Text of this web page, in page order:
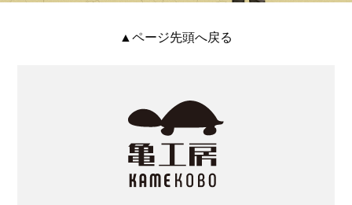
▲ページ先頭へ戻る